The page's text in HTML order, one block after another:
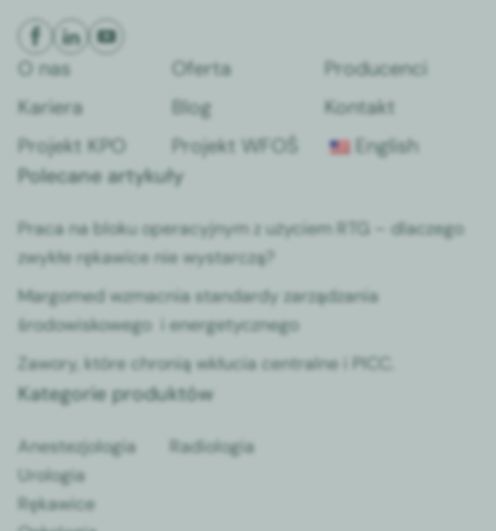
O nas Oferta
Producenci
Kariera
Blog
Kontakt
Projekt KPO
Projekt WFOŚ
English
Polecane artykuły
Praca na bloku operacyjnym z użyciem RTG – dlaczego
zwykłe rękawice nie wystarczą?
Margomed wzmacnia standardy zarządzania
środowiskowego i energetycznego
Zawory, które chronią wkłucia centralne i PICC.
Kategorie produktów
Anestezjologia
Urologia
Rękawice
Radiologia